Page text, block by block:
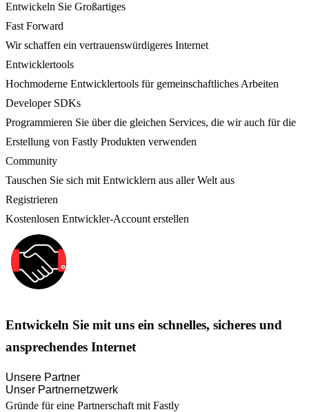
Entwickeln Sie Großartiges
Fast Forward
Wir schaffen ein vertrauenswürdigeres Internet
Entwicklertools
Hochmoderne Entwicklertools für gemeinschaftliches Arbeiten
Developer SDKs
Programmieren Sie über die gleichen Services, die wir auch für die
Erstellung von Fastly Produkten verwenden
Community
Tauschen Sie sich mit Entwicklern aus aller Welt aus
Registrieren
Kostenlosen Entwickler-Account erstellen
Entwickeln Sie mit uns ein schnelles, sicheres und
ansprechendes Internet
Unsere Partner
Unser Partnernetzwerk
Gründe für eine Partnerschaft mit Fastly